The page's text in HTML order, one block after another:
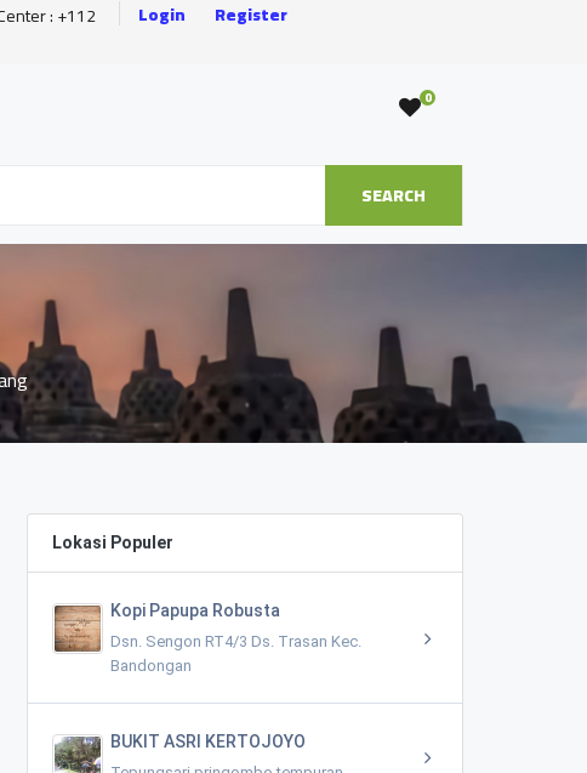
: +112 Login Register
0
SEARCH
Lokasi Populer
Kopi Papupa Robusta
Dsn. Sengon RT4/3 Ds. Trasan Kec.
Bandongan
BUKIT ASRI KERTOJOYO